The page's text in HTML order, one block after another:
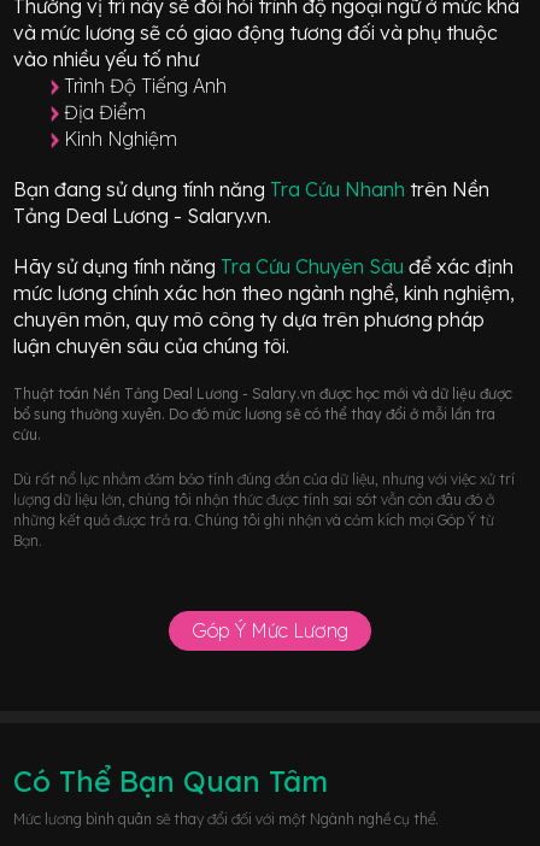
Thường vị trí này sẽ đòi hỏi trình độ ngoại ngữ ở mức khá
và mức lương sẽ có giao động tương đối và phụ thuộc
vào nhiều yếu tố như
Trình Độ Tiếng Anh
Địa Điểm
Kinh Nghiệm
Bạn đang sử dụng tính năng Tra Cứu Nhanh trên Nền
Tảng Deal Lương - Salary.vn.
Hãy sử dụng tính năng Tra Cứu Chuyên Sâuđể xác định
mức lương chính xác hơn theo ngành nghề, kinh nghiệm,
chuyên môn, quy mô công ty dựa trên phương pháp
luận chuyên sâu của chúng tôi.
Thuật toán Nền Tảng Deal Lương - Salary.vn được học mới và dữ liệu được
bổ sung thường xuyên. Do đó mức lương sẽ có thể thay đổi ở mỗi lần tra
cứu.
Dù rất nổ lực nhằm đảm bảo tính đúng đắn của dữ liệu, nhưng với việc xử trí
lượng dữ liệu lớn, chúng tôi nhận thức được tính sai sót vẫn còn đâu đó ở
những kết quả được trả ra. Chúng tôi ghi nhận và cảm kích mọi Góp Ý từ
Bạn.
Góp Ý Mức Lương
Có Thể Bạn Quan Tâm
Mức lương bình quân sẽ thay đổi đối với một Ngành nghề cụ thể.